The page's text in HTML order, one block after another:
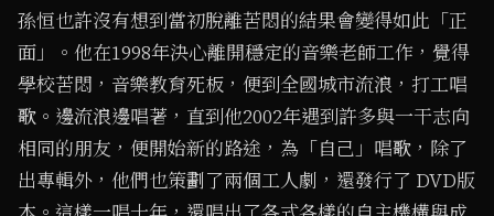
孫恒也許沒有想到當初脫離苦悶的結果會變得如此「正
面」。他在1998年決心離開穩定的音樂老師工作，覺得
學校苦悶，音樂教育死板，便到全國城市流浪，打工唱
歌。邊流浪邊唱著，直到他2002年遇到許多與一干志向
相同的朋友，便開始新的路途，為「自己」唱歌，除了
出專輯外，他們也策劃了兩個工人劇，還發行了 DVD版